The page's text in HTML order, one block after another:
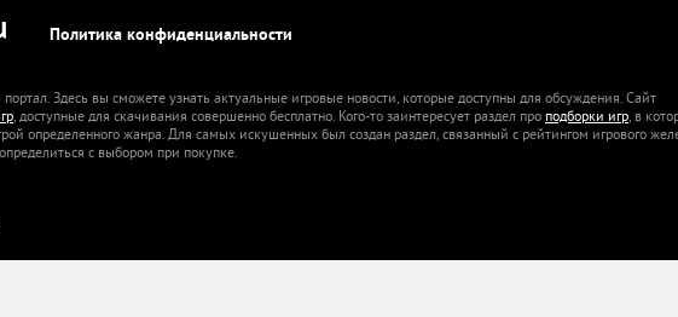
Политика конфиденциальности
Здесь вы сможете узнать актуальные игровые новости, которые доступны для обсуждения. Сайт
, доступные для скачивания совершенно бесплатно. Кого-то заинтересует раздел про подборки игр, в
определенного жанра. Для самых искушенных был создан раздел, связанный с рейтингом игрового
с выбором при покупке.